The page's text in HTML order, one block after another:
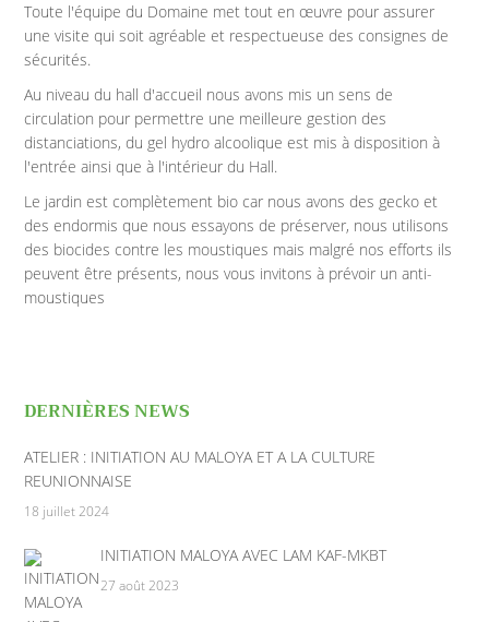
Toute l'équipe du Domaine met tout en œuvre pour assurer
une visite qui soit agréable et respectueuse des consignes de
sécurités.
Au niveau du hall d'accueil nous avons mis un sens de
circulation pour permettre une meilleure gestion des
distanciations, du gel hydro alcoolique est mis à disposition à
l'entrée ainsi que à l'intérieur du Hall.
Le jardin est complètement bio car nous avons des gecko et
des endormis que nous essayons de préserver, nous utilisons
des biocides contre les moustiques mais malgré nos efforts ils
peuvent être présents, nous vous invitons à prévoir un anti-
moustiques
DERNIÈRES NEWS
ATELIER : INITIATION AU MALOYA ET A LA CULTURE
REUNIONNAISE
18 juillet 2024
INITIATION MALOYA AVEC LAM KAF-MKBT
27 août 2023